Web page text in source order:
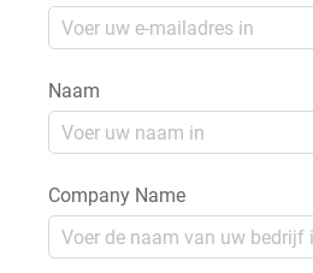
Naam
Company Name